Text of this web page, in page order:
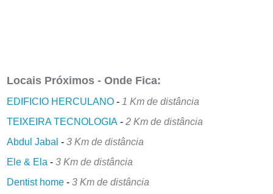
Locais Próximos - Onde Fica:
EDIFICIO HERCULANO - 1 Km de distância
TEIXEIRA TECNOLOGIA -2 Km de distância
Abdul Jabal -3 Km de distância
Ele & Ela -3 Km de distância
Dentist home -3 Km de distância